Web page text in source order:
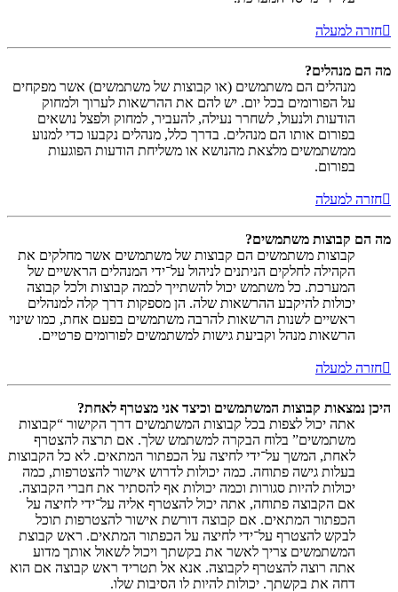
חזרה למעלה
מה הם מנהלים?
מנהלים הם משתמשים (או קבוצות של משתמשים) אשר מפקחים
על הפורומים בכל יום. יש להם את ההרשאות לערוך ולמחוק
הודעות ולנעול, לשחרר נעילה, להעביר, למחוק ולפצל נושאים
בפורום אותו הם מנהלים. בדרך כלל, מנהלים נקבעו כדי למנוע
ממשתמשים מלצאת מהנושא או משליחת הודעות הפוגעות
בפורום.
חזרה למעלה
מה הם קבוצות משתמשים?
קבוצות משתמשים הם קבוצות של משתמשים אשר מחלקים את
הקהילה לחלקים הניתנים לניהול על־ידי המנהלים הראשיים של
המערכת. כל משתמש יכול להשתייך לכמה קבוצות ולכל קבוצה
יכולות להיקבע ההרשאות שלה. הן מספקות דרך קלה למנהלים
ראשיים לשנות הרשאות להרבה משתמשים בפעם אחת, כמו שינוי
הרשאות מנהל וקביעת גישות למשתמשים לפורומים פרטיים.
חזרה למעלה
היכן נמצאות קבוצות המשתמשים וכיצד אני מצטרף לאחת?
אתה יכול לצפות בכל קבוצות המשתמשים דרך הקישור “קבוצות
משתמשים” בלוח הבקרה למשתמש שלך. אם תרצה להצטרף
לאחת, המשך על־ידי לחיצה על הכפתור המתאים. לא כל הקבוצות
בעלות גישה פתוחה. כמה יכולות לדרוש אישור להצטרפות, כמה
יכולות להיות סגורות וכמה יכולות אף להסתיר את חברי הקבוצה.
אם הקבוצה פתוחה, אתה יכול להצטרף אליה על־ידי לחיצה על
הכפתור המתאים. אם קבוצה דורשת אישור להצטרפות תוכל
לבקש להצטרף על־ידי לחיצה על הכפתור המתאים. ראש קבוצת
המשתמשים צריך לאשר את בקשתך ויכול לשאול אותך מדוע
אתה רוצה להצטרף לקבוצה. אנא אל תטריד ראש קבוצה אם הוא
דחה את בקשתך. יכולות להיות לו הסיבות שלו.